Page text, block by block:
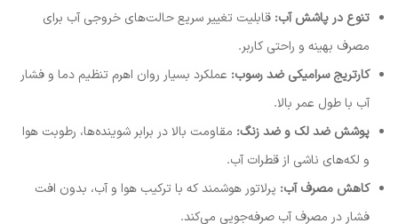
تنوع در پاشش آب: قابلیت تغییر سریع حالت‌های خروجی آب برای
مصرف بهینه و راحتی کاربر.
کارتریج سرامیکی ضد رسوب: عملکرد بسیار روان اهرم تنظیم دما و فشار
آب با طول عمر بالا.
پوشش ضد لک و ضد زنگ: مقاومت بالا در برابر شوینده‌ها، رطوبت هوا
و لکه‌های ناشی از قطرات آب.
کاهش مصرف آب: پرلاتور هوشمند که با ترکیب هوا و آب، بدون افت
فشار در مصرف آب صرفه‌جویی می‌کند.